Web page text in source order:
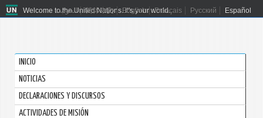
Welcome to the United Nations. It's your world.
العربية 简体中文 English Français Русский Español
INICIO
NOTICIAS
DECLARACIONES Y DISCURSOS
ACTIVIDADES DE MISIÓN